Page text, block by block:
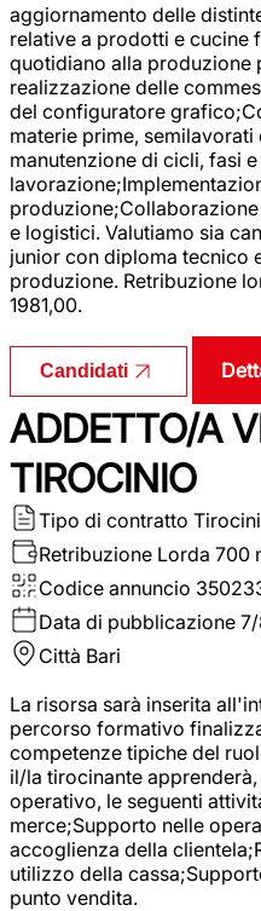
aggiornamento delle
relative a prodotti e cucine
quotidiano alla produzione
realizzazione delle
del configuratore
materie prime,
manutenzione di cicli, fasi
e logistici. Valutiamo sia
junior con diploma tecnico
produzione. Retribuzione
1981,00.
Candidati
ADDETTO/A
TIROCINIO
Tipo di contratto
Retribuzione Lorda 700
Codice annuncio
Data di pubblicazione
Città Bari
La risorsa sarà inserita
percorso formativo
competenze tipiche del
il/la tirocinante
operativo, le seguenti
merce;Supporto nelle
accoglienza della
utilizzo della
punto vendita.